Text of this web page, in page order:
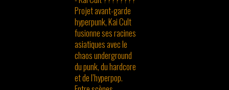
Projet avant-garde
hyperpunk, Kai Cult
fusionne ses racines
asiatiques avec le
chaos underground
du punk, du hardcore
et de l’hyperpop.